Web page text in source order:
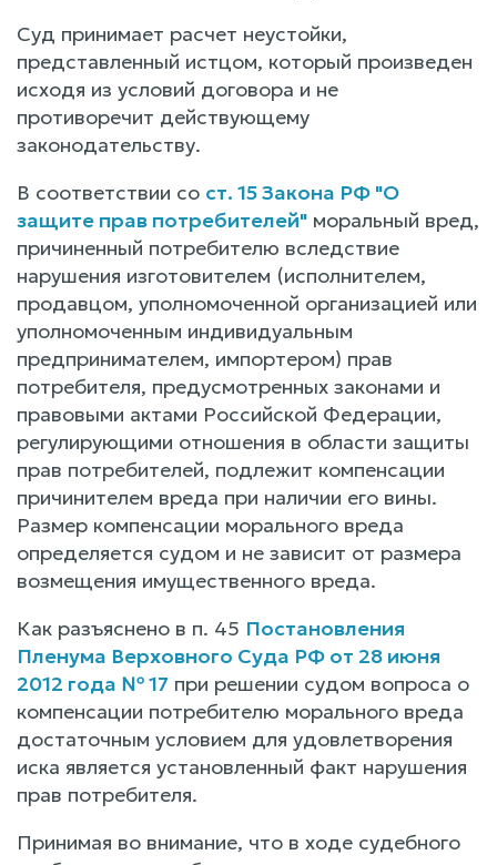
Суд принимает расчет неустойки,
представленный истцом, который произведен
исходя из условий договора и не
противоречит действующему
законодательству.
В соответствии со ст. 15 Закона РФ "О
защите прав потребителей" моральный вред,
причиненный потребителю вследствие
нарушения изготовителем (исполнителем,
продавцом, уполномоченной организацией или
уполномоченным индивидуальным
предпринимателем, импортером) прав
потребителя, предусмотренных законами и
правовыми актами Российской Федерации,
регулирующими отношения в области защиты
прав потребителей, подлежит компенсации
причинителем вреда при наличии его вины.
Размер компенсации морального вреда
определяется судом и не зависит от размера
возмещения имущественного вреда.
Как разъяснено в п. 45 Постановления
Пленума Верховного Суда РФ от 28 июня
2012 года № 17 при решении судом вопроса о
компенсации потребителю морального вреда
достаточным условием для удовлетворения
иска является установленный факт нарушения
прав потребителя.
Принимая во внимание, что в ходе судебного